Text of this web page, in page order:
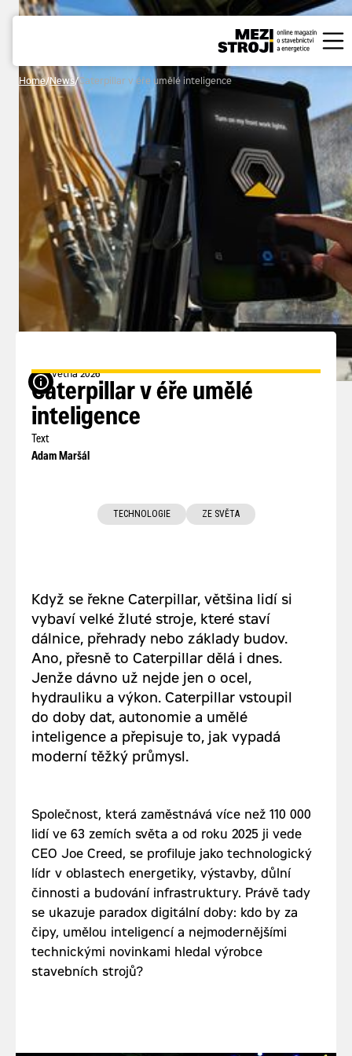
Home/News/Caterpillar v éře umělé inteligence
zdroj: cat.com
25. května 2026
Caterpillar v éře umělé
inteligence
Text
Adam Maršál
TECHNOLOGIE ZE SVĚTA
Když se řekne Caterpillar, většina lidí si
vybaví velké žluté stroje, které staví
dálnice, přehrady nebo základy budov.
Ano, přesně to Caterpillar dělá i dnes.
Jenže dávno už nejde jen o ocel,
hydrauliku a výkon. Caterpillar vstoupil
do doby dat, autonomie a umělé
inteligence a přepisuje to, jak vypadá
moderní těžký průmysl.
Společnost, která zaměstnává více než 110 000
lidí ve 63 zemích světa a od roku 2025 ji vede
CEO Joe Creed, se profiluje jako technologický
lídr v oblastech energetiky, výstavby, důlní
činnosti a budování infrastruktury. Právě tady
se ukazuje paradox digitální doby: kdo by za
čipy, umělou inteligencí a nejmodernějšími
technickými novinkami hledal výrobce
stavebních strojů?